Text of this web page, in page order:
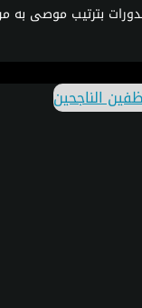
بترتيب موصى به